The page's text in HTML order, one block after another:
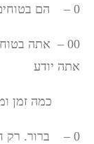
0 – הם בטוחים?
00 – אתה
אתה יודע
כמה זמן
0 – ברור. רק חשבתי… הילדים מחכים לו בבית…